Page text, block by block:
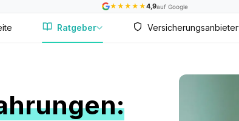
★ ★ ★ ★ ★4,9auf Google
Ratgeber Versicherungsanbieter